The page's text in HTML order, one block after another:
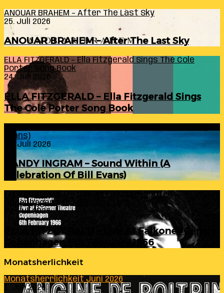
ANOUAR BRAHEM – After The Last Sky
25. Juli 2026
ANOUAR BRAHEM – After The Last Sky
ELLA FITZGERALD – Ella Fitzgerald Sings The Cole
Porter Song Book
24. Juli 2026
ELLA FITZGERALD – Ella Fitzgerald Sings
The Cole Porter Song Book
Evans)
24. Juli 2026
RANDY INGRAM – Sound Within (A
Celebration Of Bill Evans)
ELLA FITZGERALD – Live At Falkoner Centre
Copenhagen 6th February 1966
23. Juli 2026
ELLA FITZGERALD – Live At Falkoner Centre
Copenhagen 6th February 1966
Monatsherlichkeit
Monatsherrlichkeit Juni 2026
1. Juli 2026